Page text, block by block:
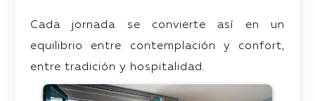
Cada jornada se convierte así en un
equilibrio entre contemplación y confort,
entre tradición y hospitalidad.